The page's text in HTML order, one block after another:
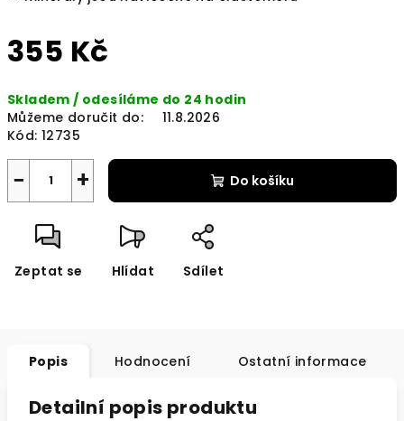
355 Kč
cena:
Skladem / odesíláme do 24 hodin
Můžeme doručit do:
11.8.2026
Kód: 12735
+
− Do košíku
Zeptat se Hlídat Sdílet
Popis Hodnocení Ostatní informace
Detailní popis produktu